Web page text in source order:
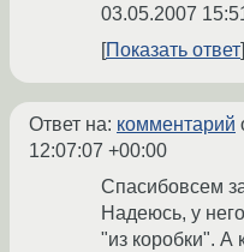
03.05.2007
Показать ответ
Ответ на: комментарий
12:07:07 +00:00
Спасибовсем
Надеюсь, у
"из коробки". А